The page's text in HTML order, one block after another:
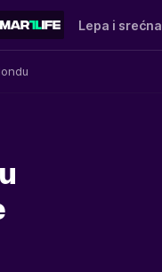
Lepa i srećna